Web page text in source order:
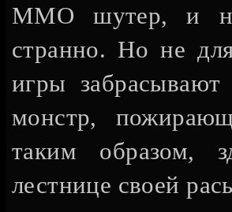
ММО шутер, и не
странно. Но не
игры забрасывают
монстр,
таким образом,
лестнице своей